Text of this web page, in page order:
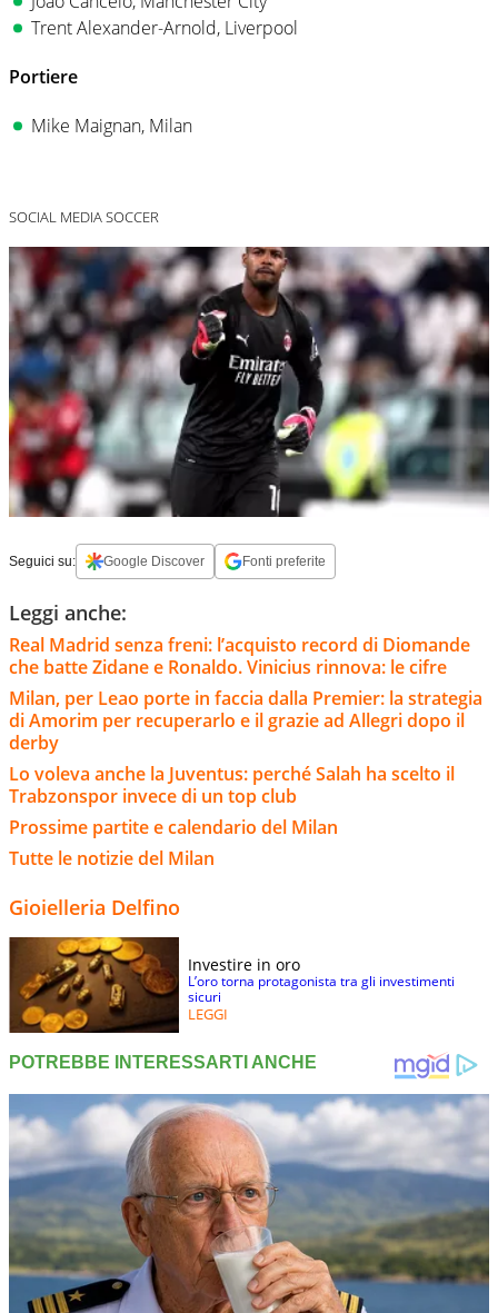
Trent Alexander-Arnold, Liverpool
Portiere
Mike Maignan, Milan
SOCIAL MEDIA SOCCER
Seguici su: Google Discover Fonti preferite
Leggi anche:
Real Madrid senza freni: l’acquisto record di Diomande
che batte Zidane e Ronaldo. Vinicius rinnova: le cifre
Milan, per Leao porte in faccia dalla Premier: la strategia
di Amorim per recuperarlo e il grazie ad Allegri dopo il
derby
Lo voleva anche la Juventus: perché Salah ha scelto il
Trabzonspor invece di un top club
Prossime partite e calendario del Milan
Tutte le notizie del Milan
Gioielleria Delfino
Investire in oro
L’oro torna protagonista tra gli investimenti
sicuri
LEGGI